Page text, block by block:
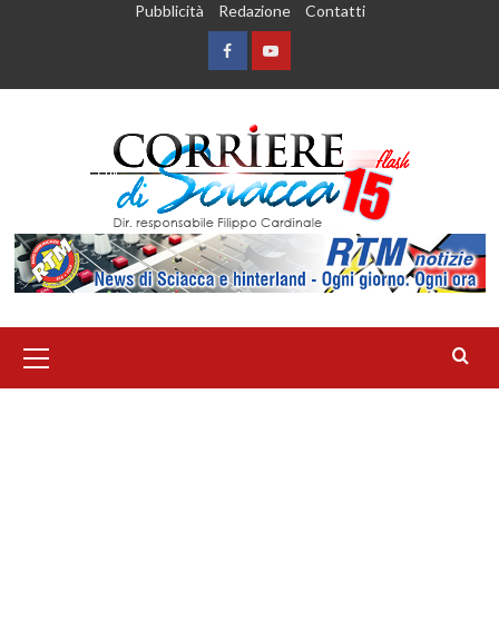
Pubblicità Redazione Contatti
FacebookYountube
principale